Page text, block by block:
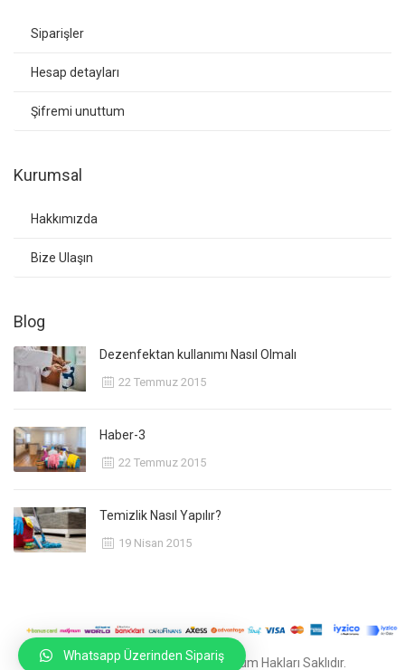
Siparişler
Hesap detayları
Şifremi unuttum
Kurumsal
Hakkımızda
Bize Ulaşın
Blog
Dezenfektan kullanımı Nasıl Olmalı
22 Temmuz 2015
Haber-3
22 Temmuz 2015
Temizlik Nasıl Yapılır?
19 Nisan 2015
© 2020Ankara Reklam Ajansı Tüm Hakları Saklıdır.
Whatsapp Üzerinden Sipariş